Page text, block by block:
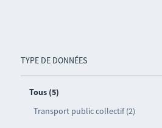
TYPE DE DONNÉES
Tous (5)
Transport public collectif (2)